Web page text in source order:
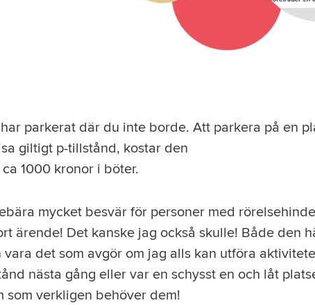
parkerat där du inte borde. Att parkera på en
giltigt p-tillstånd, kostar den
1000 kronor i böter.
mycket besvär för personer med
ärende! Det kanske jag också skulle! Både den
det som avgör om jag alls kan utföra
nästa gång eller var en schysst en och låt
verkligen behöver dem!